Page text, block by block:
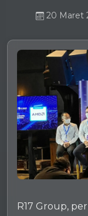
20 Maret
R17 Group,